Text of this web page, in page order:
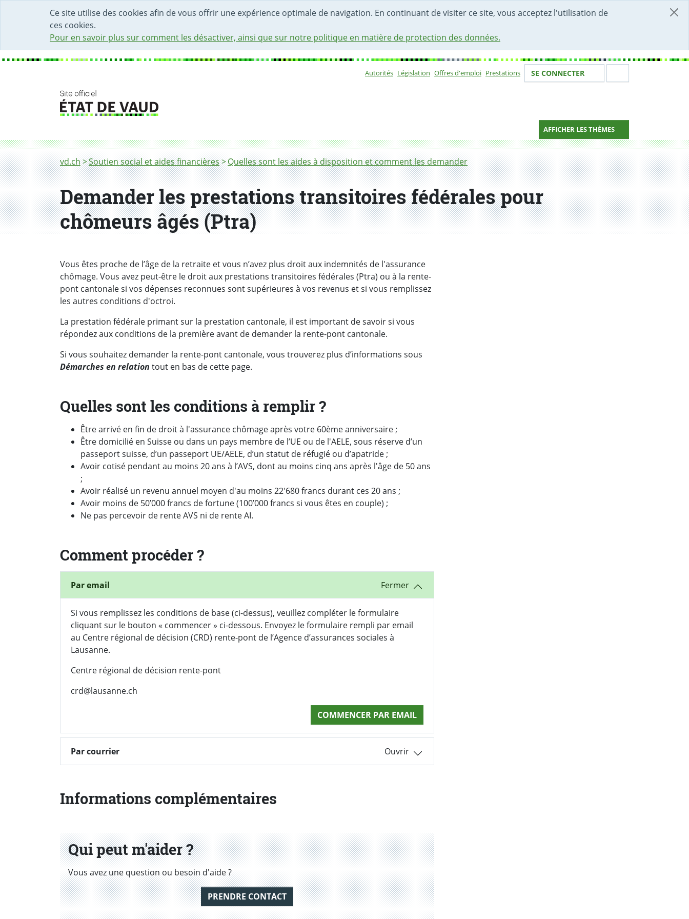
Ce site utilise des cookies afin de vous offrir une expérience optimale de navigation. En continuant de visiter ce site, vous acceptez l'utilisation de
ces cookies.
Pour en savoir plus sur comment les désactiver, ainsi que sur notre politique en matière de protection des données.
DÉBUT DU CONTENU DE LA PAGE
ACCÈS AU CHAMP DE RECHERCHE
PAGE D'ACCUEIL
FORMULAIRE DE CONTACT
Autorités Législation Offres d'emploi Prestations Votre identité
SE CONNECTER
AFFICHER LES THÈMES
Fil d'Ariane
vd.ch Soutien social et aides financières Quelles sont les aides à disposition et comment les demander
Demander les prestations transitoires fédérales pour chômeurs âgés (Ptra)
Demander les prestations transitoires fédérales pour
chômeurs âgés (Ptra)
Introduction
Vous êtes proche de l’âge de la retraite et vous n’avez plus droit aux indemnités de l'assurance
chômage. Vous avez peut-être le droit aux prestations transitoires fédérales (Ptra) ou à la rente-
pont cantonale si vos dépenses reconnues sont supérieures à vos revenus et si vous remplissez
les autres conditions d'octroi.
La prestation fédérale primant sur la prestation cantonale, il est important de savoir si vous
répondez aux conditions de la première avant de demander la rente-pont cantonale.
Si vous souhaitez demander la rente-pont cantonale, vous trouverez plus d’informations sous
Démarches en relation tout en bas de cette page.
Quelles sont les conditions à remplir ?
Être arrivé en fin de droit à l'assurance chômage après votre 60ème anniversaire ;
Être domicilié en Suisse ou dans un pays membre de l’UE ou de l'AELE, sous réserve d’un
passeport suisse, d’un passeport UE/AELE, d’un statut de réfugié ou d’apatride ;
Avoir cotisé pendant au moins 20 ans à l’AVS, dont au moins cinq ans après l'âge de 50 ans
;
Avoir réalisé un revenu annuel moyen d'au moins 22'680 francs durant ces 20 ans ;
Avoir moins de 50’000 francs de fortune (100’000 francs si vous êtes en couple) ;
Ne pas percevoir de rente AVS ni de rente AI.
Comment procéder ?
Par email
Si vous remplissez les conditions de base (ci-dessus), veuillez compléter le formulaire
cliquant sur le bouton « commencer » ci-dessous. Envoyez le formulaire rempli par email
au Centre régional de décision (CRD) rente-pont de l’Agence d’assurances sociales à
Lausanne.
Centre régional de décision rente-pont
crd@lausanne.ch
COMMENCER PAR EMAIL
Par courrier
Informations complémentaires
Qui peut m'aider ?
Vous avez une question ou besoin d'aide ?
PRENDRE CONTACT